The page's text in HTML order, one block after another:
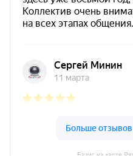
Базис на карте